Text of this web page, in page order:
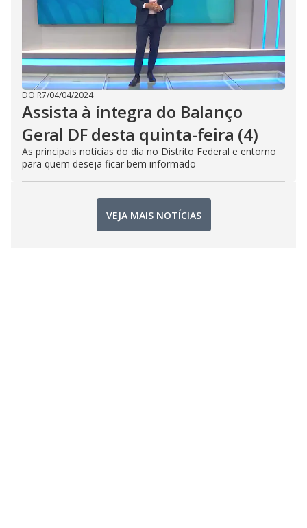
DO R7/04/04/2024
Assista à íntegra do Balanço
Geral DF desta quinta-feira (4)
As principais notícias do dia no Distrito Federal e entorno
para quem deseja ficar bem informado
VEJA MAIS NOTÍCIAS